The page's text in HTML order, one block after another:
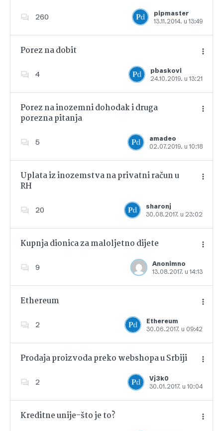
260
pipmaster
13.11.2014. u 13:49
Dodajte u favorite
Porez na dobit
4
pbaskovi
24.10.2019. u 13:21
Dodajte u favorite
Porez na inozemni dohodak i druga
porezna pitanja
5
amadeo
02.07.2019. u 10:18
Dodajte u favorite
Uplata iz inozemstva na privatni račun u
RH
20
sharonj
30.08.2017. u 23:02
Dodajte u favorite
Kupnja dionica za maloljetno dijete
9
Anonimno
13.08.2017. u 14:13
Dodajte u favorite
Ethereum
2
Ethereum
30.06.2017. u 09:42
Dodajte u favorite
Prodaja proizvoda preko webshopa u Srbiji
2
Vj3k0
30.01.2017. u 10:04
Dodajte u favorite
Kreditne unije-što je to?